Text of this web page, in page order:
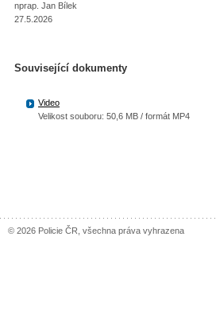
nprap. Jan Bílek
27.5.2026
Související dokumenty
Video
Velikost souboru: 50,6 MB / formát MP4
© 2026 Policie ČR, všechna práva vyhrazena